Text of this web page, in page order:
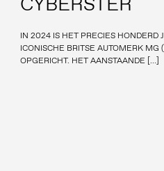
IN 2024 IS HET PRECIES HONDERD
ICONISCHE BRITSE AUTOMERK MG
OPGERICHT. HET AANSTAANDE […]